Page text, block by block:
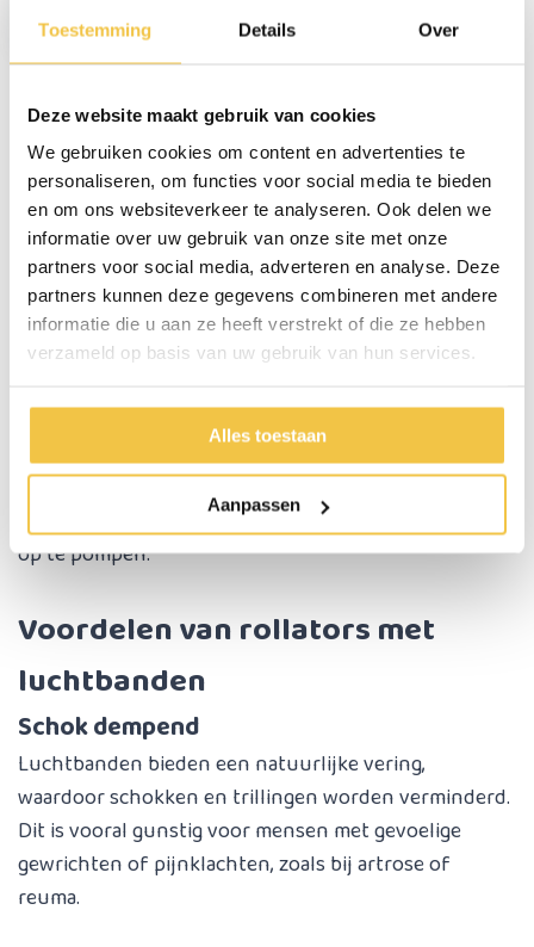
Toestemming Details Over
Deze website maakt gebruik van cookies
We gebruiken cookies om content en advertenties te
personaliseren, om functies voor social media te bieden
en om ons websiteverkeer te analyseren. Ook delen we
informatie over uw gebruik van onze site met onze
partners voor social media, adverteren en analyse. Deze
partners kunnen deze gegevens combineren met andere
informatie die u aan ze heeft verstrekt of die ze hebben
verzameld op basis van uw gebruik van hun services.
Alles toestaan
Aanpassen
2.990,-
Rollators met luchtbanden
Rollators met luchtbanden bieden een uitstekende
oplossing voor mensen die op zoek zijn naar extra
comfort en stabiliteit tijdens het lopen. Dankzij de
luchtbanden zijn deze rollators ideaal voor gebruik
op verschillende soorten terrein, van gladde vloeren
tot oneffen buitenoppervlakken.
demping geven tijdens het lopen. Je kunt namelijk
zelf bepalen hoe hard je de banden oppompt. Houd
er wel rekening mee dat de rollator wat zwaarder zal
lopen als je er voor kiest om de banden wat zachter
op te pompen.
Voordelen van rollators met
luchtbanden
Schok dempend
Luchtbanden bieden een natuurlijke vering,
waardoor schokken en trillingen worden verminderd.
Dit is vooral gunstig voor mensen met gevoelige
gewrichten of pijnklachten, zoals bij artrose of
reuma.